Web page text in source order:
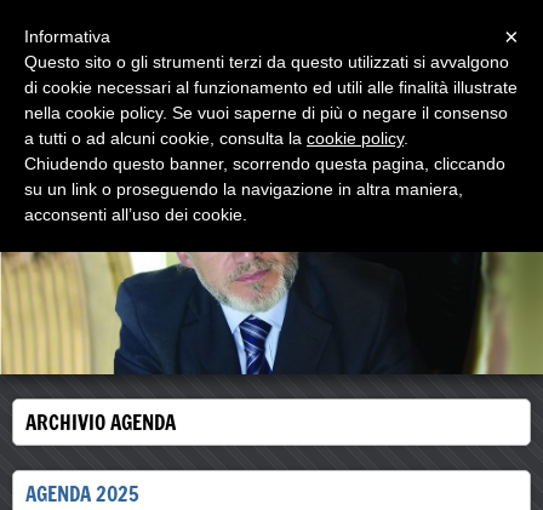
walter comello
psicologo psicoterapeuta
ARCHIVIO AGENDA
AGENDA 2025
×
Informativa
Questo sito o gli strumenti terzi da questo utilizzati si avvalgono
di cookie necessari al funzionamento ed utili alle finalità illustrate
nella cookie policy. Se vuoi saperne di più o negare il consenso
a tutti o ad alcuni cookie, consulta la cookie policy.
Chiudendo questo banner, scorrendo questa pagina, cliccando
su un link o proseguendo la navigazione in altra maniera,
acconsenti all’uso dei cookie.